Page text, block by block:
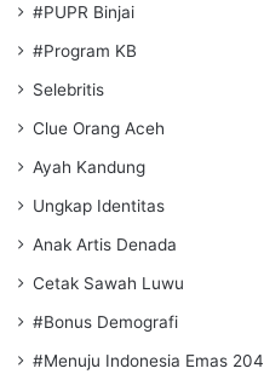
#PUPR Binjai
#Program KB
Selebritis
Clue Orang Aceh
Ayah Kandung
Ungkap Identitas
Anak Artis Denada
Cetak Sawah Luwu
#Bonus Demografi
#Menuju Indonesia Emas